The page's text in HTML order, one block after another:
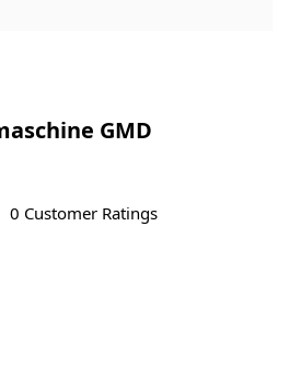
GMD
0 Customer Ratings